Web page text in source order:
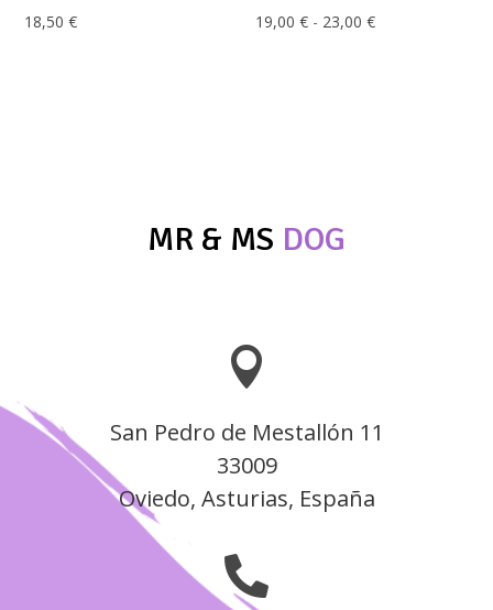
18,50€ 19,00€ - 23,00€Rango
MR & MS DOG

San Pedro de Mestallón 11
33009
Oviedo, Asturias, España
